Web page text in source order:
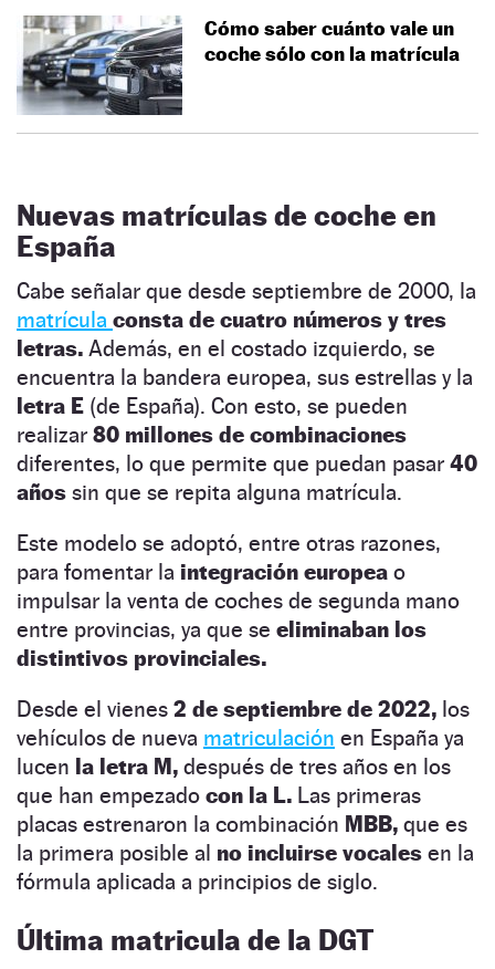
Cómo saber cuánto vale un
coche sólo con la matrícula
Nuevas matrículas de coche en
España
Cabe señalar que desde septiembre de 2000, la
matrícula consta de cuatro números y tres
letras. Además, en el costado izquierdo, se
encuentra la bandera europea, sus estrellas y la
letra E (de España). Con esto, se pueden
realizar 80 millones de combinaciones
diferentes, lo que permite que puedan pasar 40
años sin que se repita alguna matrícula.
Este modelo se adoptó, entre otras razones,
para fomentar la integración europea o
impulsar la venta de coches de segunda mano
entre provincias, ya que se eliminaban los
distintivos provinciales.
Desde el vienes 2 de septiembre de 2022, los
vehículos de nueva matriculación en España ya
lucen la letra M, después de tres años en los
que han empezado con la L. Las primeras
placas estrenaron la combinación MBB, que es
la primera posible al no incluirse vocales en la
fórmula aplicada a principios de siglo.
Última matricula de la DGT